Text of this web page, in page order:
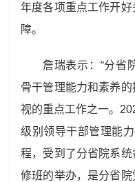
年度各项重点工作开
障。
詹瑞表示：“分省
骨干管理能力和素养
视的重点工作之一。
级别领导干部管理能
程，受到了分省院系
修班的举办，是分省院